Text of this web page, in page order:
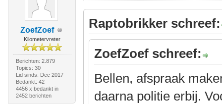
ZoefZoef
Kilometervreter
Berichten: 2.879
Topics: 30
Lid sinds: Dec 2017
Bedankt: 42
4456 x bedankt in
2452 berichten
Raptobrikker schreef:
ZoefZoef schreef:
Bellen, afspraak
daarna politie erbij.